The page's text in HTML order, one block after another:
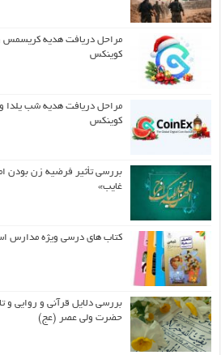
مراحل دریافت هدیه
کوینکس
مراحل دریافت هدیه شب یلدا
کوینکس
بررسی تأثیر فرضیه زن بودن
غایب»
کتاب های درسی ویژه مدارس
بررسی دلایل قرآنی و روایی و
حضرت ولی عصر (عج)